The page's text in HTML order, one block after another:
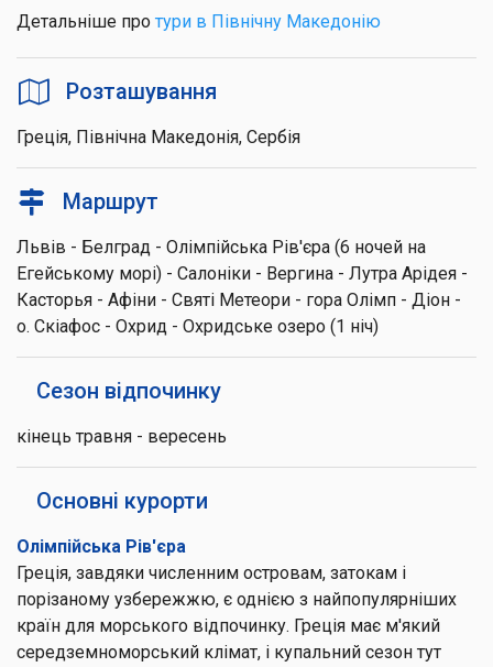
Детальніше про тури в Північну Македонію
Розташування
Греція, Північна Македонія, Сербія
Маршрут
Львів - Белград - Олімпійська Рів'єра (6 ночей на
Егейському морі) - Салоніки - Вергина - Лутра Арідея -
Касторья - Афіни - Святі Метеори - гора Олімп - Діон -
о. Скіафос - Охрид - Охридське озеро (1 ніч)
Сезон відпочинку
кінець травня - вересень
Основні курорти
Олімпійська Рів'єра
Греція, завдяки численним островам, затокам і
порізаному узбережжю, є однією з найпопулярніших
країн для морського відпочинку. Греція має м'який
середземноморський клімат, і купальний сезон тут